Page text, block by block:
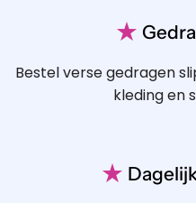
★
Bestel verse gedragen
kleding en
★